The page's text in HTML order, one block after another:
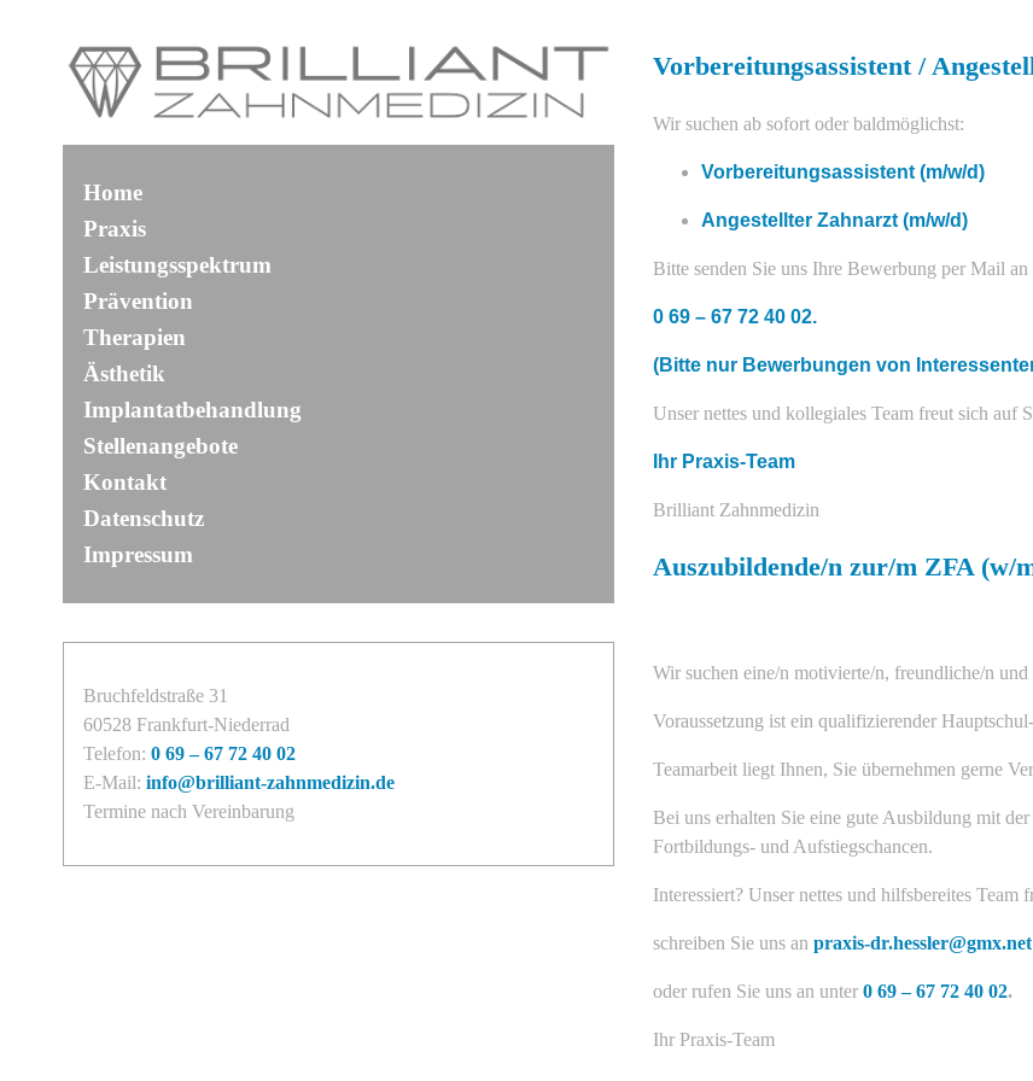
Home
Praxis
Leistungsspektrum
Prävention
Therapien
Ästhetik
Implantatbehandlung
Stellenangebote
Kontakt
Datenschutz
Impressum
Bruchfeldstraße 31
60528 Frankfurt-Niederrad
Telefon: 0 69 – 67 72 40 02
E-Mail: info@brilliant-zahnmedizin.de
Termine nach Vereinbarung
Vorbereitungsassistent /
Wir suchen ab sofort oder baldmöglichst:
Vorbereitungsassistent (m/w/d)
Angestellter Zahnarzt (m/w/d)
Bitte senden Sie uns Ihre Bewerbung per Mail an
0 69 – 67 72 40 02.
(Bitte nur Bewerbungen von
Unser nettes und kollegiales Team freut sich auf
Ihr Praxis-Team
Brilliant Zahnmedizin
Auszubildende/n zur/m ZFA (w/
Wir suchen eine/n motivierte/n, freundliche/n und
Voraussetzung ist ein qualifizierender
Teamarbeit liegt Ihnen, Sie übernehmen gerne
Bei uns erhalten Sie eine gute Ausbildung mit
Fortbildungs- und Aufstiegschancen.
Interessiert? Unser nettes und hilfsbereites
schreiben Sie uns an praxis-dr.hessler@gmx.net
oder rufen Sie uns an unter 0 69 – 67 72 40 02.
Ihr Praxis-Team